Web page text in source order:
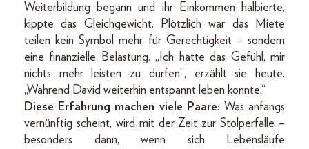
Weiterbildung begann und ihr Einkommen halbierte,
kippte das Gleichgewicht. Plötzlich war das Miete
teilen kein Symbol mehr für Gerechtigkeit – sondern
eine finanzielle Belastung. „Ich hatte das Gefühl, mir
nichts mehr leisten zu dürfen“, erzählt sie heute.
„Während David weiterhin entspannt leben konnte.“
Diese Erfahrung machen viele Paare: Was anfangs
vernünftig scheint, wird mit der Zeit zur Stolperfalle –
besonders dann, wenn sich Lebensläufe